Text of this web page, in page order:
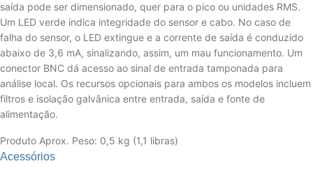
saída pode ser dimensionado, quer para o pico ou unidades RMS.
Um LED verde indica integridade do sensor e cabo. No caso de
falha do sensor, o LED extingue e a corrente de saída é conduzido
abaixo de 3,6 mA, sinalizando, assim, um mau funcionamento. Um
conector BNC dá acesso ao sinal de entrada tamponada para
análise local. Os recursos opcionais para ambos os modelos incluem
filtros e isolação galvânica entre entrada, saída e fonte de
alimentação.
Produto Aprox. Peso: 0,5 kg (1,1 libras)
Acessórios